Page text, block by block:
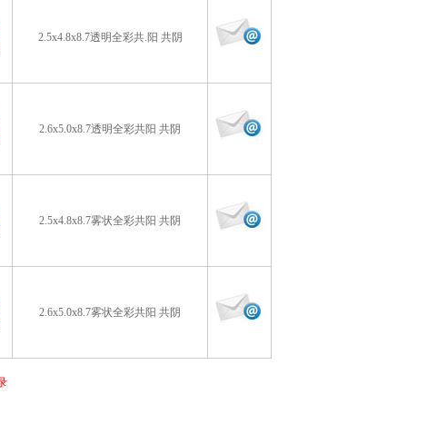
2.5x4.8x8.7透明全彩共.阳 共阴
2.6x5.0x8.7透明全彩共阳 共阴
2.5x4.8x8.7雾状全彩共阳 共阴
2.6x5.0x8.7雾状全彩共阳 共阴